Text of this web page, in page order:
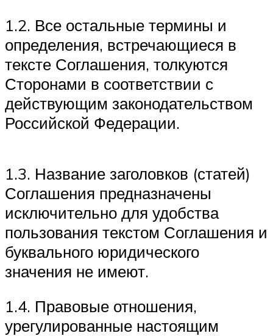
1.2. Все остальные термины и
определения, встречающиеся в
тексте Соглашения, толкуются
Сторонами в соответствии с
действующим законодательством
Российской Федерации.
1.3. Название заголовков (статей)
Соглашения предназначены
исключительно для удобства
пользования текстом Соглашения и
буквального юридического
значения не имеют.
1.4. Правовые отношения,
урегулированные настоящим